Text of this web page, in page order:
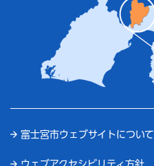
富士宮市ウェブサイトについて
ウェブアクセシビリティ方針